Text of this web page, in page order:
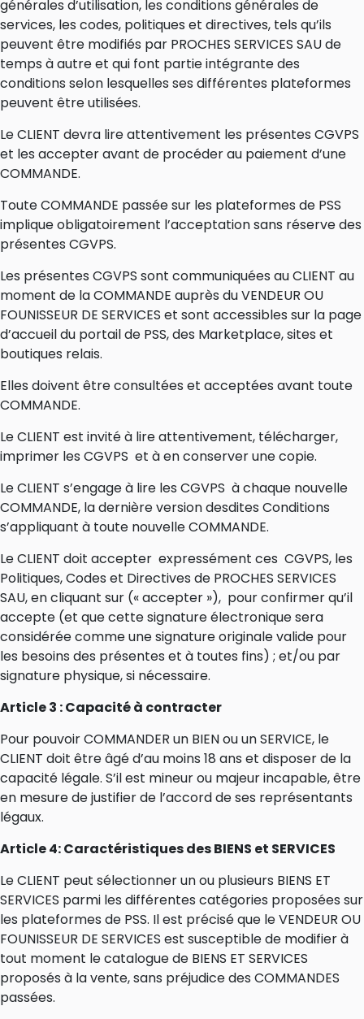
générales d’utilisation, les conditions générales de
services, les codes, politiques et directives, tels qu’ils
peuvent être modifiés par PROCHES SERVICES SAU de
temps à autre et qui font partie intégrante des
conditions selon lesquelles ses différentes plateformes
peuvent être utilisées.
Le CLIENT devra lire attentivement les présentes CGVPS
et les accepter avant de procéder au paiement d’une
COMMANDE.
Toute COMMANDE passée sur les plateformes de PSS
implique obligatoirement l’acceptation sans réserve des
présentes CGVPS.
Les présentes CGVPS sont communiquées au CLIENT au
moment de la COMMANDE auprès du VENDEUR OU
FOUNISSEUR DE SERVICES et sont accessibles sur la page
d’accueil du portail de PSS, des Marketplace, sites et
boutiques relais.
Elles doivent être consultées et acceptées avant toute
COMMANDE.
Le CLIENT est invité à lire attentivement, télécharger,
imprimer les CGVPS et à en conserver une copie.
Le CLIENT s’engage à lire les CGVPS à chaque nouvelle
COMMANDE, la dernière version desdites Conditions
s’appliquant à toute nouvelle COMMANDE.
Le CLIENT doit accepter expressément ces CGVPS, les
Politiques, Codes et Directives de PROCHES SERVICES
SAU, en cliquant sur (« accepter »), pour confirmer qu’il
accepte (et que cette signature électronique sera
considérée comme une signature originale valide pour
les besoins des présentes et à toutes fins) ; et/ou par
signature physique, si nécessaire.
Article 3 : Capacité à contracter
Pour pouvoir COMMANDER un BIEN ou un SERVICE, le
CLIENT doit être âgé d’au moins 18 ans et disposer de la
capacité légale. S’il est mineur ou majeur incapable, être
en mesure de justifier de l’accord de ses représentants
légaux.
Article 4: Caractéristiques des BIENS et SERVICES
Le CLIENT peut sélectionner un ou plusieurs BIENS ET
SERVICES parmi les différentes catégories proposées sur
les plateformes de PSS. Il est précisé que le VENDEUR OU
FOUNISSEUR DE SERVICES est susceptible de modifier à
tout moment le catalogue de BIENS ET SERVICES
proposés à la vente, sans préjudice des COMMANDES
passées.